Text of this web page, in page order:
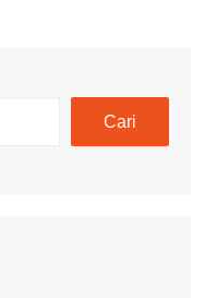
Cari